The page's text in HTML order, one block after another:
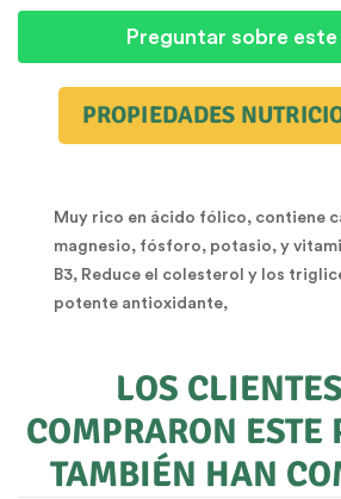
Preguntar sobre
PROPIEDADES
Muy rico en ácido fólico, contiene
magnesio, fósforo, potasio, y
B3, Reduce el colesterol y los
potente antioxidante,
LOS
COMPRARON ESTE
TAMBIÉN HAN